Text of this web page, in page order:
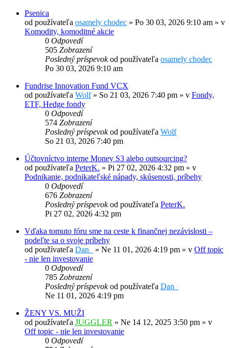
Psenica
od používateľa osamely chodec » Po 30 03, 2026 9:10 am » v
Komodity, komoditné akcie
0 Odpovedí
505 Zobrazení
Posledný príspevokod používateľa osamely chodec
Po 30 03, 2026 9:10 am
Fundrise Innovation Fund VCX
od používateľa Wolf» So 21 03, 2026 7:40 pm » v Fondy,
ETF, Hedge fondy
0 Odpovedí
574 Zobrazení
Posledný príspevokod používateľa Wolf
So 21 03, 2026 7:40 pm
Účtovníctvo interne Money S3 alebo outsourcing?
od používateľa PeterK. » Pi 27 02, 2026 4:32 pm » v
Podnikanie, podnikateľské nápady, skúsenosti, príbehy
0 Odpovedí
676 Zobrazení
Posledný príspevokod používateľa PeterK.
Pi 27 02, 2026 4:32 pm
Vďaka tomuto fóru sme na ceste k finančnej nezávislosti –
podeľte sa o svoje príbehy
od používateľa Dan_ » Ne 11 01, 2026 4:19 pm » v Off topic
- nie len investovanie
0 Odpovedí
785 Zobrazení
Posledný príspevokod používateľa Dan_
Ne 11 01, 2026 4:19 pm
ŽENY VS. MUŽI
od používateľa JUGGLER » Ne 14 12, 2025 3:50 pm » v
Off topic - nie len investovanie
0 Odpovedí